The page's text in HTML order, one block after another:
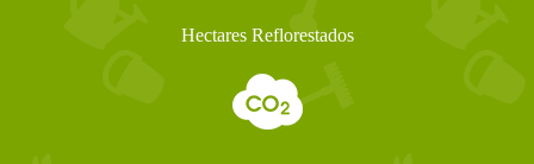
Hectares Reflorestados